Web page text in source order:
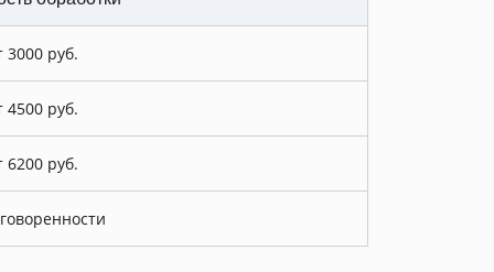
3000 руб.
4500 руб.
6200 руб.